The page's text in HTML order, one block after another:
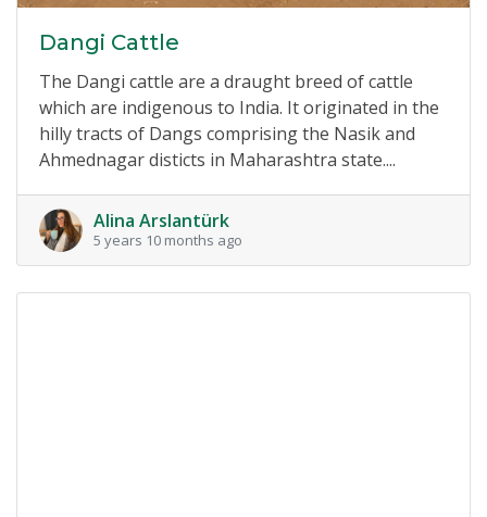
Dangi Cattle
The Dangi cattle are a draught breed of cattle
which are indigenous to India. It originated in the
hilly tracts of Dangs comprising the Nasik and
Ahmednagar disticts in Maharashtra state....
Alina Arslantürk
5 years 10 months ago